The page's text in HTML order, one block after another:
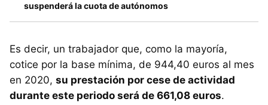
suspenderá la cuota de autónomos
Es decir, un trabajador que, como la mayoría,
cotice por la base mínima, de 944,40 euros al mes
en 2020, su prestación por cese de actividad
durante este periodo será de 661,08 euros.